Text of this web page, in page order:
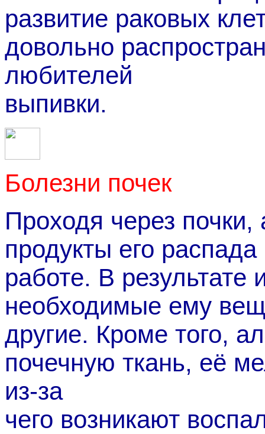
развитие раковых
довольно
любителей
выпивки.
Болезни почек
Проходя через почки,
продукты его
работе. В результате
необходимые ему
другие. Кроме того,
почечную ткань, её
из-за
чего возникают